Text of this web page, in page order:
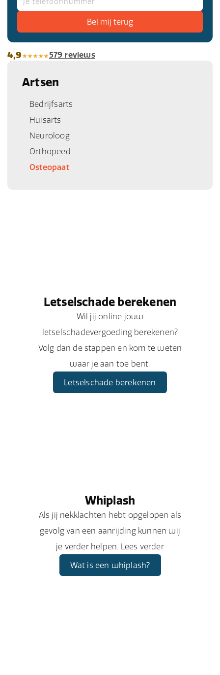
4,9 579 reviews
Artsen
Bedrijfsarts
Huisarts
Neuroloog
Orthopeed
Osteopaat
Letselschade berekenen
Wil jij online jouw
letselschadevergoeding berekenen?
Volg dan de stappen en kom te weten
waar je aan toe bent.
Letselschade berekenen
Whiplash
Als jij nekklachten hebt opgelopen als
gevolg van een aanrijding kunnen wij
je verder helpen. Lees verder
Wat is een whiplash?